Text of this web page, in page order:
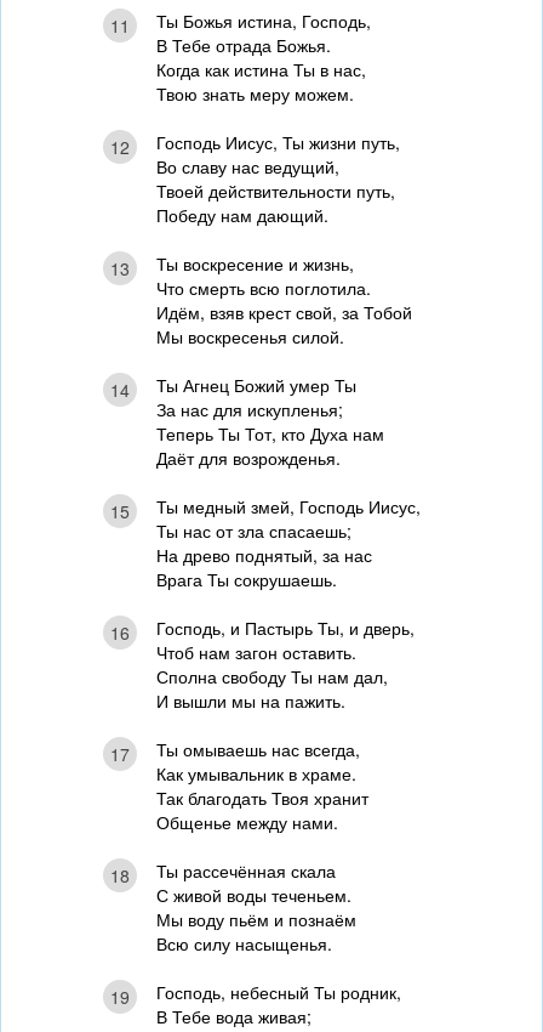
11
Ты Божья истина, Господь,
В Тебе отрада Божья.
Когда как истина Ты в нас,
Твою знать меру можем.
12
Господь Иисус, Ты жизни путь,
Во славу нас ведущий,
Твоей действительности путь,
Победу нам дающий.
13
Ты воскресение и жизнь,
Что смерть всю поглотила.
Идём, взяв крест свой, за Тобой
Мы воскресенья силой.
14
Ты Агнец Божий умер Ты
За нас для искупленья;
Теперь Ты Тот, кто Духа нам
Даёт для возрожденья.
15
Ты медный змей, Господь Иисус,
Ты нас от зла спасаешь;
На древо поднятый, за нас
Врага Ты сокрушаешь.
16
Господь, и Пастырь Ты, и дверь,
Чтоб нам загон оставить.
Сполна свободу Ты нам дал,
И вышли мы на пажить.
17
Ты омываешь нас всегда,
Как умывальник в храме.
Так благодать Твоя хранит
Общенье между нами.
18
Ты рассечённая скала
С живой воды теченьем.
Мы воду пьём и познаём
Всю силу насыщенья.
19
Господь, небесный Ты родник,
В Тебе вода живая;